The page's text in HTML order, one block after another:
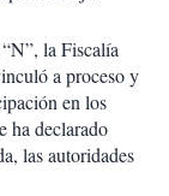
la Fiscalía
a proceso y
en los
ha declarado
las autoridades